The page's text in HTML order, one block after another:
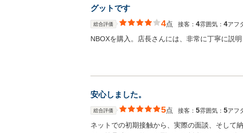
グットです
総合評価 4点 接客： 4雰囲気： 4アフ
NBOXを購入。店長さんには、非常に丁寧に説
安心しました。
総合評価 5点 接客： 5雰囲気： 5アフ
ネットでの初期接触から、実際の面談、そして